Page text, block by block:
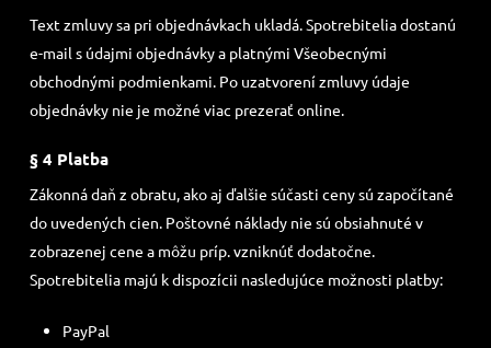
Text zmluvy sa pri objednávkach ukladá. Spotrebitelia dostanú
e-mail s údajmi objednávky a platnými Všeobecnými
obchodnými podmienkami. Po uzatvorení zmluvy údaje
objednávky nie je možné viac prezerať online.
§ 4 Platba
Zákonná daň z obratu, ako aj ďalšie súčasti ceny sú započítané
do uvedených cien. Poštovné náklady nie sú obsiahnuté v
zobrazenej cene a môžu príp. vzniknúť dodatočne.
Spotrebitelia majú k dispozícii nasledujúce možnosti platby:
PayPal